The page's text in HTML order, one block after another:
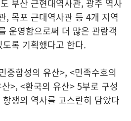
부산 근현대역사관, 광주 역사
, 목포 근대역사관 등 4개 지역
운영함으로써 더 많은 관람객
록 기획했다고 한다.
중함성의 유산>, <민족수호의
>, <환국의 유산> 5부로 구성
쟁의 역사를 고스란히 담았다